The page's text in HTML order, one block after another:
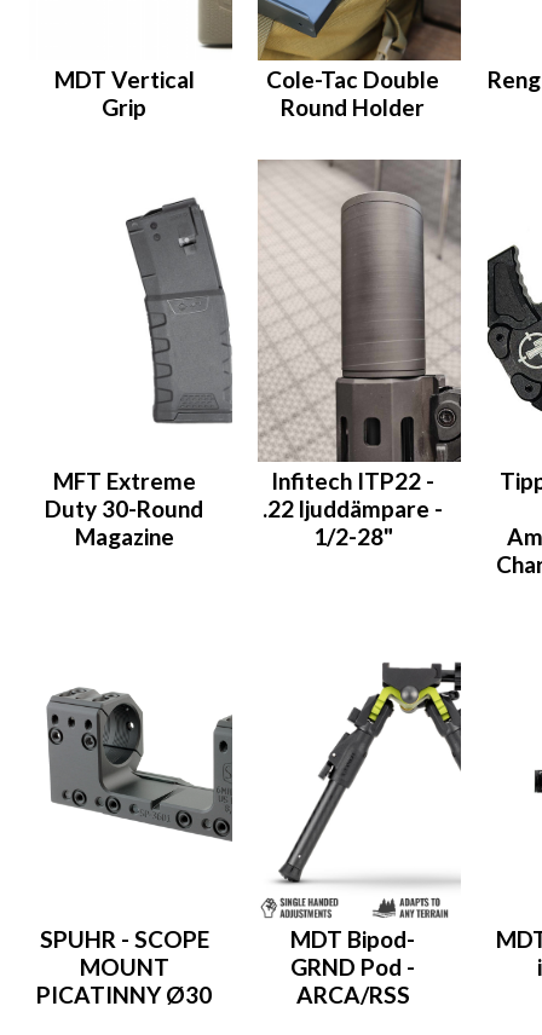
MDT Vertical
Grip
Cole-Tac Double
Round Holder
MFT Extreme
Duty 30-Round
Magazine
Infitech ITP22 -
.22 ljuddämpare -
1/2-28"
SPUHR - SCOPE
MOUNT
PICATINNY Ø30
MDT Bipod-
GRND Pod -
ARCA/RSS